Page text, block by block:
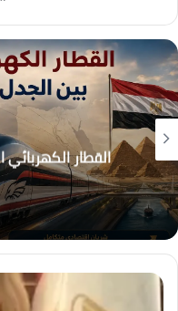
التغير المناخي… من
العالم يعيش